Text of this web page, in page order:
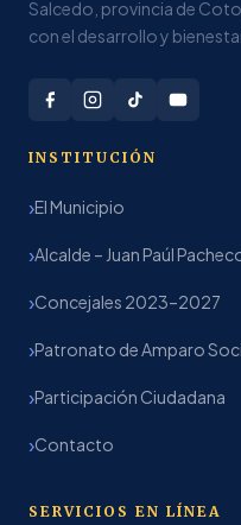
Salcedo, provincia de
con el desarrollo y
INSTITUCIÓN
El Municipio
Alcalde – Juan Paúl
Concejales 2023–2027
Patronato de Amparo
Participación Ciudadana
Contacto
SERVICIOS EN LÍNEA